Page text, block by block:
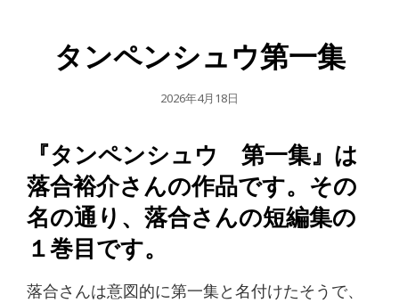
タンペンシュウ第一集
公
2026年4月18日
『タンペンシュウ 第一集』は
落合裕介さんの作品です。その
名の通り、落合さんの短編集の
１巻目です。
落合さんは意図的に第一集と名付けたそうで、